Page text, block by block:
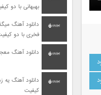
بهبهانی با دو
دانلود آهنگ
فخری با دو
دانلود آهنگ
دانلود آهنگ یه
کیفیت